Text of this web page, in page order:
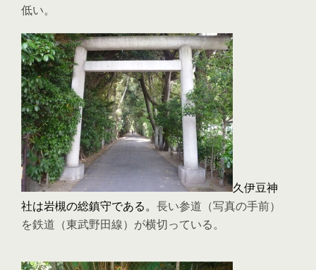
低い。
久伊豆神
社は岩槻の総鎮守である。 長い参道（写真の手前）
を鉄道（東武野田線）が横切っている。